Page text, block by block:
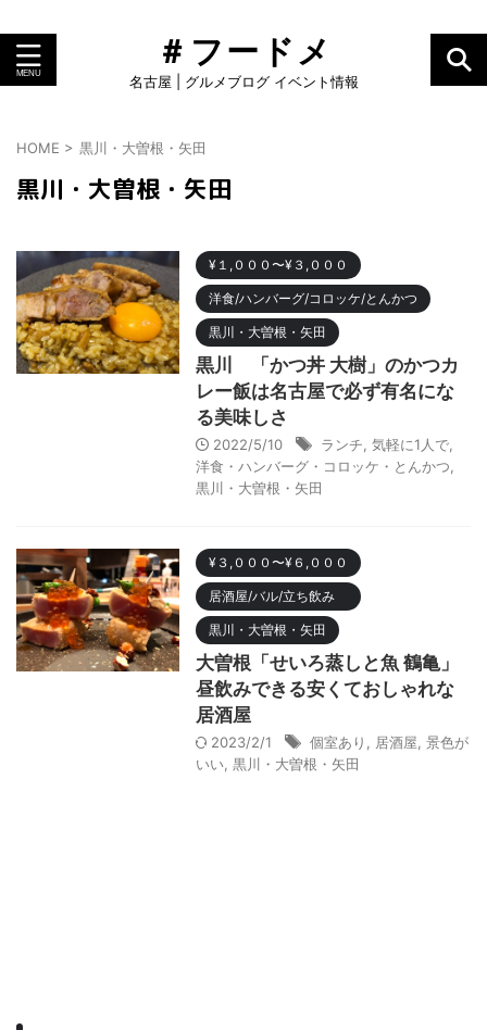
＃フードメ
名古屋 | グルメブログ イベント情報
HOME > 黒川・大曽根・矢田
黒川・大曽根・矢田
¥１,０００〜¥３,０００
洋食/ハンバーグ/コロッケ/とんかつ
黒川・大曽根・矢田
黒川 「かつ丼 大樹」のかつカ
レー飯は名古屋で必ず有名にな
る美味しさ
2022/5/10 ランチ 気軽に1人で
洋食・ハンバーグ・コロッケ・とんかつ
黒川・大曽根・矢田
¥３,０００〜¥６,０００
居酒屋/バル/立ち飲み
黒川・大曽根・矢田
大曽根「せいろ蒸しと魚 鶴亀」
昼飲みできる安くておしゃれな
居酒屋
2023/2/1 個室あり 居酒屋 景色が
いい 黒川・大曽根・矢田